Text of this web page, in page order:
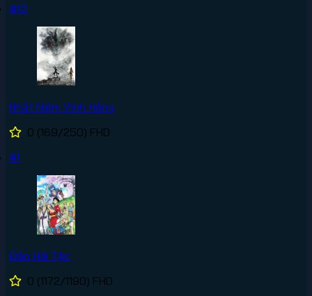
#10
Nhất Niệm Vĩnh Hằng
0 (169/250) FHD
#1
Đảo Hải Tặc
0 (1172/1190) FHD